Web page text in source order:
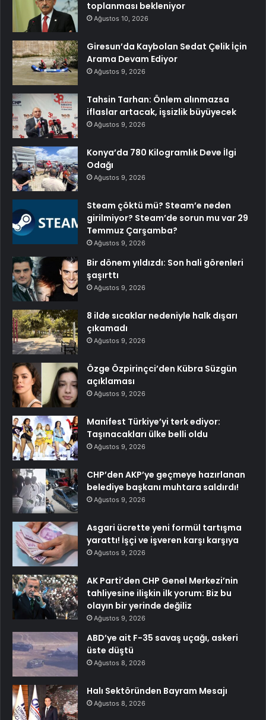
toplanması bekleniyor
Ağustos 10, 2026
Giresun’da Kaybolan Sedat Çelik İçin
Arama Devam Ediyor
Ağustos 9, 2026
Tahsin Tarhan: Önlem alınmazsa
iflaslar artacak, işsizlik büyüyecek
Ağustos 9, 2026
Konya’da 780 Kilogramlık Deve İlgi
Odağı
Ağustos 9, 2026
Steam çöktü mü? Steam’e neden
girilmiyor? Steam’de sorun mu var 29
Temmuz Çarşamba?
Ağustos 9, 2026
Bir dönem yıldızdı: Son hali görenleri
şaşırttı
Ağustos 9, 2026
8 ilde sıcaklar nedeniyle halk dışarı
çıkamadı
Ağustos 9, 2026
Özge Özpirinçci’den Kübra Süzgün
açıklaması
Ağustos 9, 2026
Manifest Türkiye’yi terk ediyor:
Taşınacakları ülke belli oldu
Ağustos 9, 2026
CHP’den AKP’ye geçmeye hazırlanan
belediye başkanı muhtara saldırdı!
Ağustos 9, 2026
Asgari ücrette yeni formül tartışma
yarattı! İşçi ve işveren karşı karşıya
Ağustos 9, 2026
AK Parti’den CHP Genel Merkezi’nin
tahliyesine ilişkin ilk yorum: Biz bu
olayın bir yerinde değiliz
Ağustos 9, 2026
ABD’ye ait F-35 savaş uçağı, askeri
üste düştü
Ağustos 8, 2026
Halı Sektöründen Bayram Mesajı
Ağustos 8, 2026